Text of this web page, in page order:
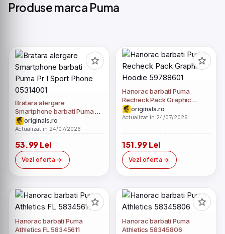
Produse marca Puma
Bratara alergare
Smartphone barbati Puma Pr
I Sport Phone 05314001
originals.ro
Actualizat in 24/07/2026
53.99 Lei
Vezi oferta
Hanorac barbati Puma
Recheck Pack Graphic
Hoodie 59788601
originals.ro
Actualizat in 24/07/2026
151.99 Lei
Vezi oferta
Hanorac barbati Puma
Athletics FL 58345611
Hanorac barbati Puma
Athletics 58345806